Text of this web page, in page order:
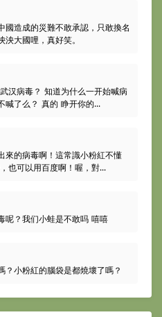
國造成的災難不敢承認，只敢換名
大國哩，真好笑。
汉病毒？ 知道为什么一开始喊病
喊了么？ 真的 睁开你的...
來的病毒啊！這常識小粉紅不懂
也可以用百度啊！喔，對...
呢？我们小蛙是不敢吗 嘻嘻
？小粉紅的腦袋是都燒壞了嗎？